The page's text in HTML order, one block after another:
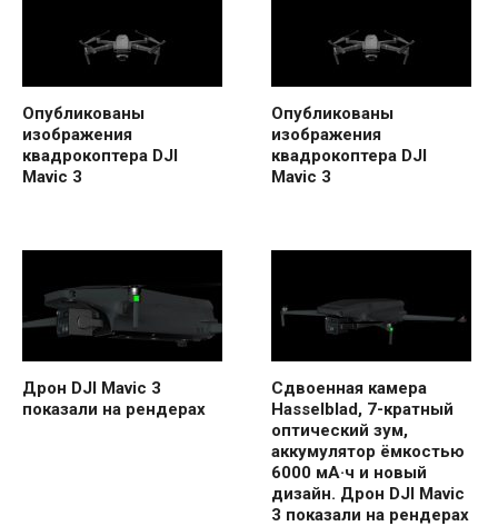
Опубликованы
изображения
квадрокоптера DJI
Mavic 3
Опубликованы
изображения
квадрокоптера DJI
Mavic 3
Дрон DJI Mavic 3
показали на рендерах
Сдвоенная камера
Hasselblad, 7-кратный
оптический зум,
аккумулятор ёмкостью
6000 мА·ч и новый
дизайн. Дрон DJI Mavic
3 показали на рендерах